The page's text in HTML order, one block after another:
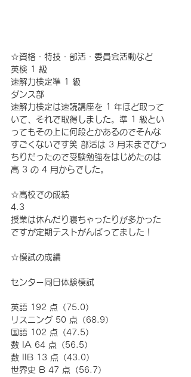
☆資格・特技・部活・委員会活動など
英検 1 級
速解力検定準 1 級
ダンス部
速解力検定は速読講座を 1 年ほど取って
いて、それで取得しました。準 1 級とい
ってもその上に何段とかあるのでそんな
すごくないです笑 部活は 3 月末までびっ
ちりだったので受験勉強をはじめたのは
高 3 の 4 月からでした。
☆高校での成績
4.3
授業は休んだり寝ちゃったりが多かった
ですが定期テストがんばってました！
☆模試の成績
センター同日体験模試
英語 192 点（75.0）
リスニング 50 点（68.9）
国語 102 点（47.5）
数 IA 64 点（56.5）
数 IIB 13 点（43.0）
世界史 B 47 点（56.7）